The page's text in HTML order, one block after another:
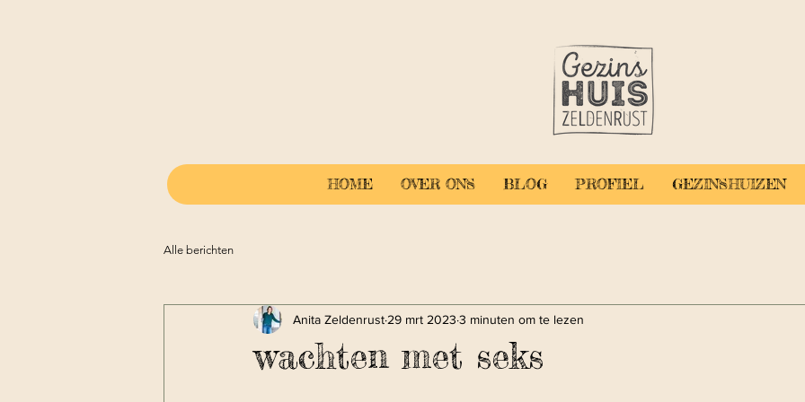
HOME OVER ONS BLOG PROFIEL GEZINSHUIZEN
Alle berichten
wachten met seks
Anita Zeldenrust 29 mrt 2023 3 minuten om te lezen